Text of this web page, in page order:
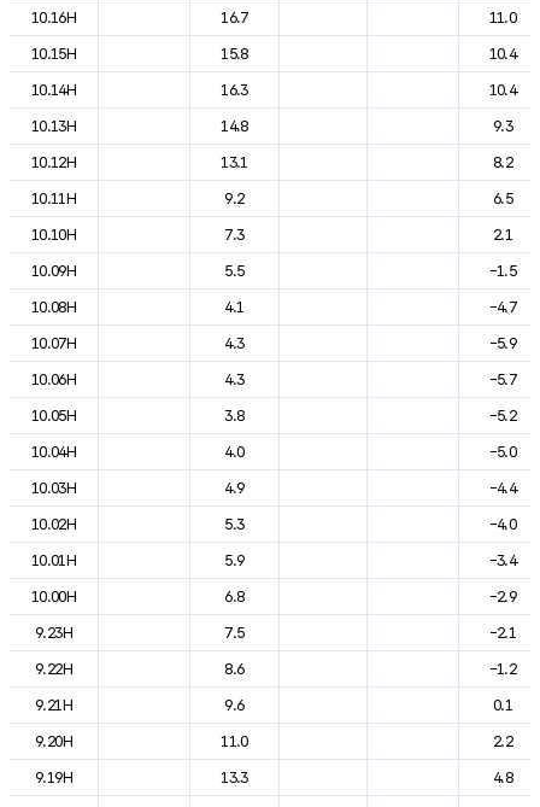
10.16H
16.7
11.0
10.15H
15.8
10.4
10.14H
16.3
10.4
10.13H
14.8
9.3
10.12H
13.1
8.2
10.11H
9.2
6.5
10.10H
7.3
2.1
10.09H
5.5
-1.5
10.08H
4.1
-4.7
10.07H
4.3
-5.9
10.06H
4.3
-5.7
10.05H
3.8
-5.2
10.04H
4.0
-5.0
10.03H
4.9
-4.4
10.02H
5.3
-4.0
10.01H
5.9
-3.4
10.00H
6.8
-2.9
9.23H
7.5
-2.1
9.22H
8.6
-1.2
9.21H
9.6
0.1
9.20H
11.0
2.2
9.19H
13.3
4.8